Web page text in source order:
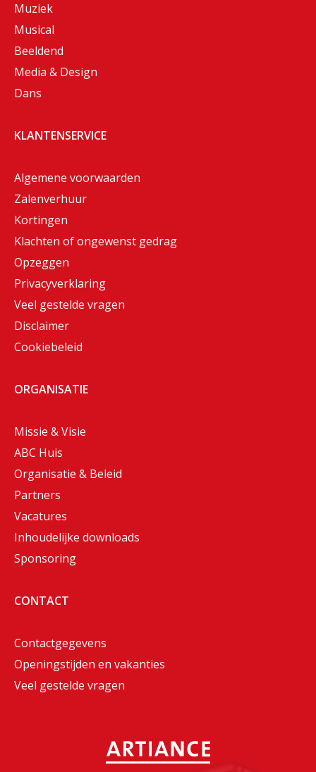
Muziek
Musical
Beeldend
Media & Design
Dans
KLANTENSERVICE
Algemene voorwaarden
Zalenverhuur
Kortingen
Klachten of ongewenst gedrag
Opzeggen
Privacyverklaring
Veel gestelde vragen
Disclaimer
Cookiebeleid
ORGANISATIE
Missie & Visie
ABC Huis
Organisatie & Beleid
Partners
Vacatures
Inhoudelijke downloads
Sponsoring
CONTACT
Contactgegevens
Openingstijden en vakanties
Veel gestelde vragen